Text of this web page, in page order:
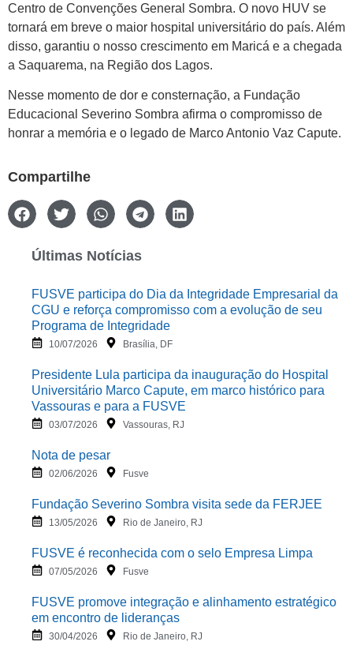
Centro de Convenções General Sombra. O novo HUV se
tornará em breve o maior hospital universitário do país. Além
disso, garantiu o nosso crescimento em Maricá e a chegada
a Saquarema, na Região dos Lagos.
Nesse momento de dor e consternação, a Fundação
Educacional Severino Sombra afirma o compromisso de
honrar a memória e o legado de Marco Antonio Vaz Capute.
Compartilhe
Últimas Notícias
FUSVE participa do Dia da Integridade Empresarial da
CGU e reforça compromisso com a evolução de seu
Programa de Integridade
10/07/2026 Brasília, DF
Presidente Lula participa da inauguração do Hospital
Universitário Marco Capute, em marco histórico para
Vassouras e para a FUSVE
03/07/2026 Vassouras, RJ
Nota de pesar
02/06/2026 Fusve
Fundação Severino Sombra visita sede da FERJEE
13/05/2026 Rio de Janeiro, RJ
FUSVE é reconhecida com o selo Empresa Limpa
07/05/2026 Fusve
FUSVE promove integração e alinhamento estratégico
em encontro de lideranças
30/04/2026 Rio de Janeiro, RJ